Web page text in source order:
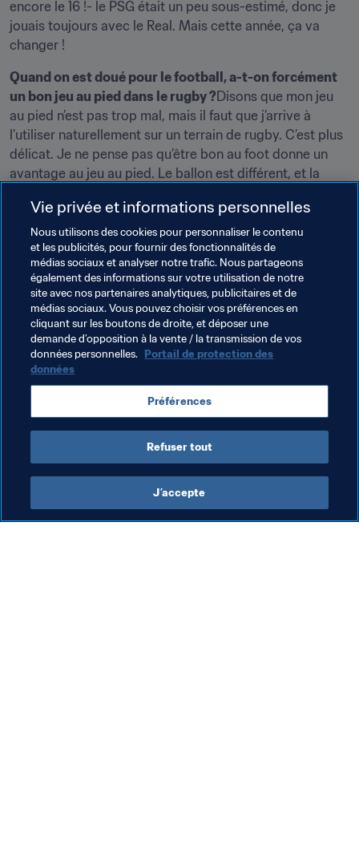
encore le 16 !- le PSG était un peu sous-estimé, donc je
jouais toujours avec le Real. Mais cette année, ça va
changer !
Quand on est doué pour le football, a-t-on forcément
un bon jeu au pied dans le rugby ? Disons que mon jeu
au pied n’est pas trop mal, mais il faut que j’arrive à
l’utiliser naturellement sur un terrain de rugby. C’est plus
délicat. Je ne pense pas qu’être bon au foot donne un
avantage au jeu au pied. Le ballon est différent, et la
sûr. Une bonne frappe dans un sport ou dans l’autre, ça
se compare. En revanche, apprivoiser le ballon ovale,
c’est particulier et ça se travaille. On peut avoir un bon
jeu au pied et être complètement nul au foot, et
inversement, être très bon au foot et avoir un jeu au pied
catastrophique, ça je peux vous l’affirmer ! Il y en a
beaucoup, mais je ne donnerai pas de nom ! (
Thèmes en lien
France UEFA
Vie privée et informations personnelles
Nous utilisons des cookies pour personnaliser le contenu
et les publicités, pour fournir des fonctionnalités de
médias sociaux et analyser notre trafic. Nous partageons
également des informations sur votre utilisation de notre
site avec nos partenaires analytiques, publicitaires et de
médias sociaux. Vous pouvez choisir vos préférences en
cliquant sur les boutons de droite, et déposer une
demande d’opposition à la vente / la transmission de vos
données personnelles. Portail de protection des
données
Préférences
Refuser tout
J’accepte